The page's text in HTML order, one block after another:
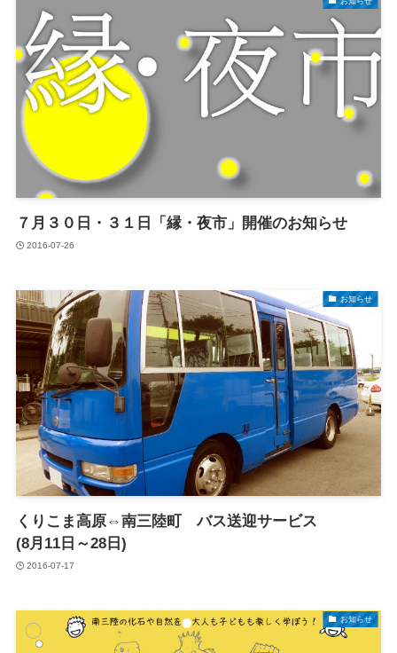
７月３０日・３１日「縁・夜市」開催のお知らせ
2016-07-26
お知らせ
くりこま高原⇔南三陸町 バス送迎サービス
(8月11日～28日)
2016-07-17
お知らせ